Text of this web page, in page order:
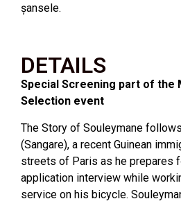
șansele.
DETAILS
Special Screening part of the
Selection event
The Story of Souleymane
(Sangare), a recent Guinean
streets of Paris as he prepares
application interview while
service on his bicycle.